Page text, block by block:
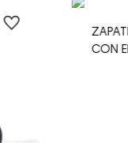
CON